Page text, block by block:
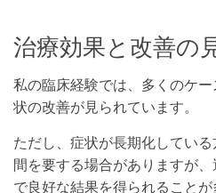
治療効果と改善の
私の臨床経験では、多くのケ
状の改善が見られています。
ただし、症状が長期化してい
間を要する場合がありますが
で良好な結果を得られることが